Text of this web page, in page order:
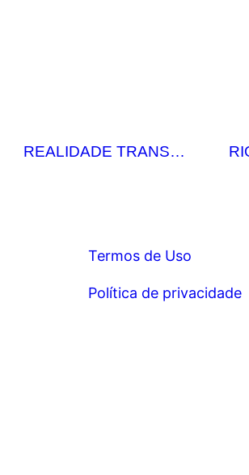
REALIDADE TRANS…
Termos de Uso
Política de privacidade